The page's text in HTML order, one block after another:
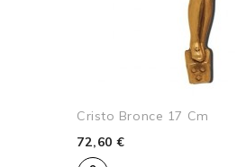
Cristo Bronce 17 Cm
72,60 €